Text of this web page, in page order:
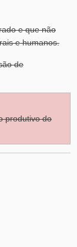
e que não
e humanos.
de
produtivo do